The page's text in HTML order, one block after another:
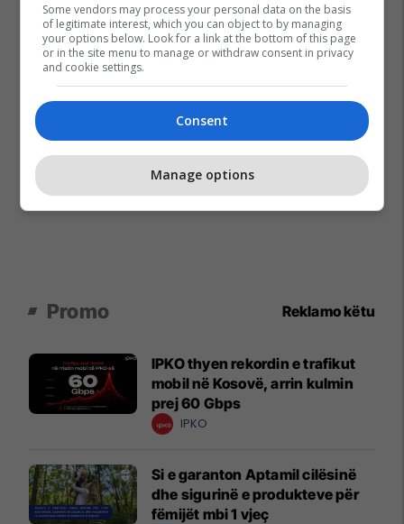
Promo Reklamo këtu
IPKO thyen rekordin e trafikut
mobil në Kosovë, arrin kulmin
prej 60 Gbps
IPKO
Si e garanton Aptamil cilësinë
dhe sigurinë e produkteve për
fëmijët mbi 1 vjeç
Some vendors may process your personal data on the basis
of legitimate interest, which you can object to by managing
your options below. Look for a link at the bottom of this page
or in the site menu to manage or withdraw consent in privacy
and cookie settings.
Consent
Manage options